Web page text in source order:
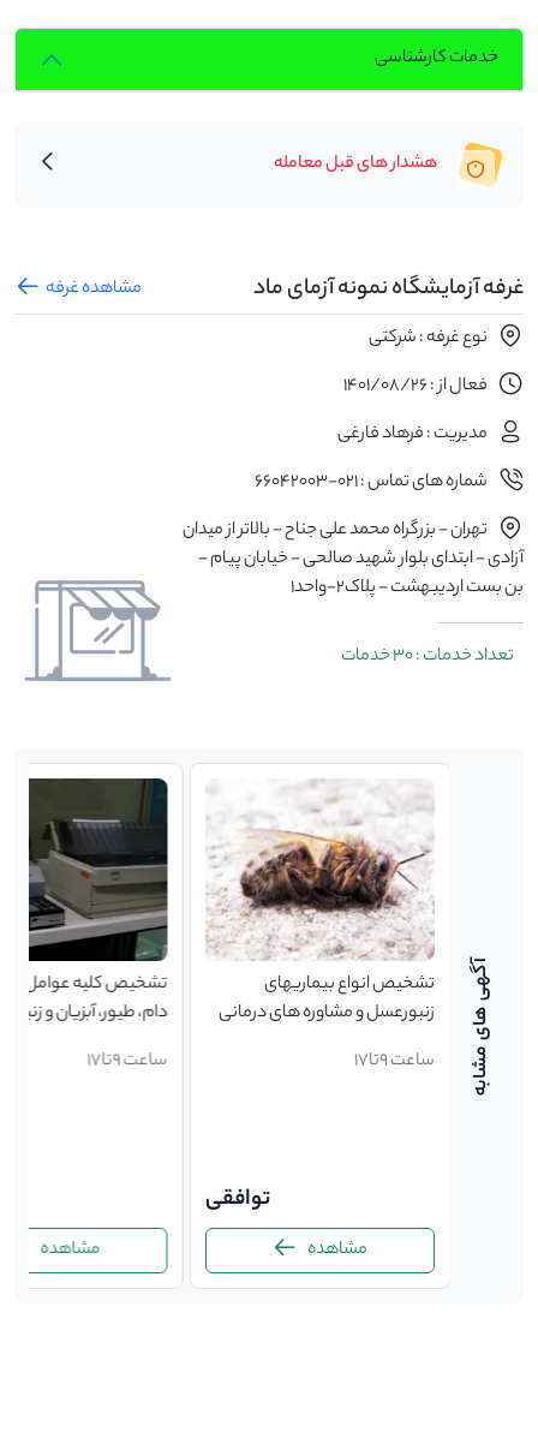
خدمات کارشناسی
هشدار های قبل معامله
غرفه آزمایشگاه نمونه آزمای ماد
مشاهده غرفه
نوع غرفه : شرکتی
فعال از : 1401/08/26
مدیریت : فرهاد فارغی
شماره های تماس : 021-66042003
تهران - بزرگراه محمد علی جناح - بالاتر از میدان
آزادی - ابتدای بلوار شهید صالحی - خیابان پیام -
بن بست اردیبهشت - پلاک2-واحد1
تعداد خدمات : 30 خدمات
تشخیص انواع بیماریهای
زنبورعسل و مشاوره های درمانی
ساعت 9تا17
توافقی
مشاهده
تشخیص کلیه عوامل
دام­، طیور، آبزیان و
ساعت 9تا17
مشاهده